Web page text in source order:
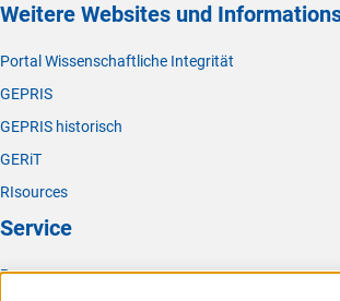
Weitere Websites und
Portal Wissenschaftliche Integrität
GEPRIS
GEPRIS historisch
GERiT
RIsources
Service
Presse